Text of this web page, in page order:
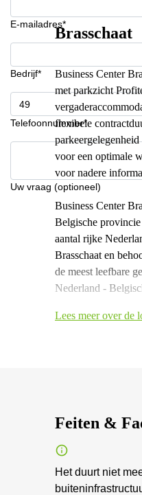
E-mailadres*
Bedrijf*
Telefoonnummer*
Uw vraag (optioneel)
Brasschaat
Business Center
met parkzicht
flexibele
voor een optimale
voor nadere
Business Center
Belgische
aantal rijke
Brasschaat en
de meest leefbare
Nederland -
Lees meer over de
Feiten &
Het duurt niet